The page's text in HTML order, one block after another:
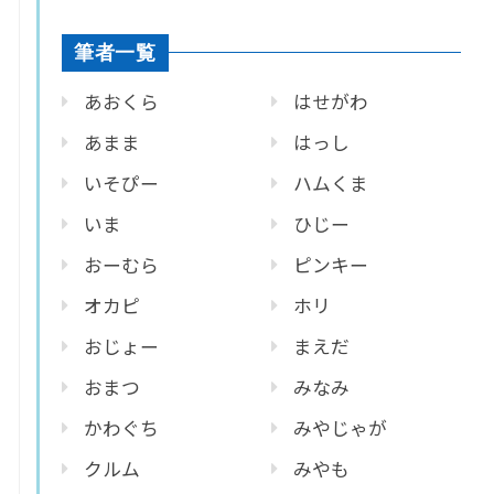
筆者一覧
あおくら
あまま
いそぴー
いま
おーむら
オカピ
おじょー
おまつ
かわぐち
クルム
はせがわ
はっし
ハムくま
ひじー
ピンキー
ホリ
まえだ
みなみ
みやじゃが
みやも